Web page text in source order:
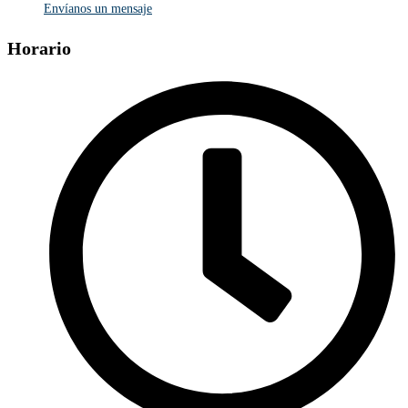
Envíanos un mensaje
Horario